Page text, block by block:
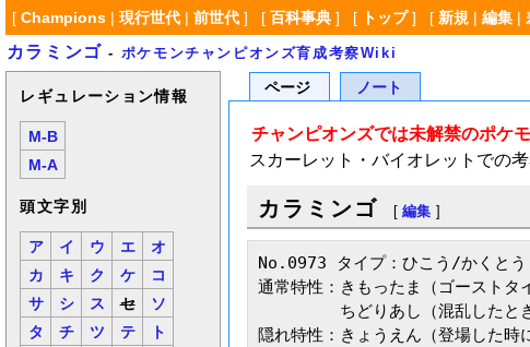
[ Champions| 現行世代| 前世代] [ 百科事典] [ トップ] [ 新規| 編集|
カラミンゴ - ポケモンチャンピオンズ育成考察Wiki
レギュレーション情報
M-B
M-A
頭文字別
ア イ ウ エ
オ
カ
キ ク ケ
コ
サ
シ ス セ
ソ
タ
チ ツ テ
ト
ページ ノート
チャンピオンズでは未解禁のポケモ
スカーレット・バイオレットでの
カラミンゴ [ 編集 ]
No.0973 タイプ：ひこう/かくとう
通常特性：きもったま（ゴーストタ
ちどりあし（混乱したとき回
隠れ特性：きょうえん（登場した時